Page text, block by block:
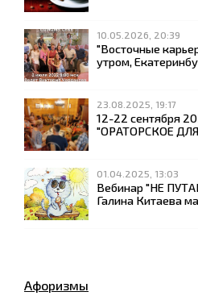
10.05.2026, 20:39
"Восточные
утром,
23.08.2025, 19:17
12-22 сентября
"ОРАТОРСКОЕ
01.04.2025, 13:03
Вебинар "НЕ
Галина Китаева
Афоризмы